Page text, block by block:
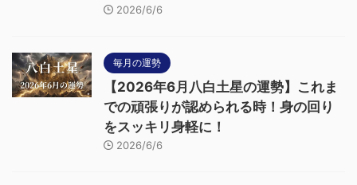
2026/6/6
毎月の運勢
【2026年6月八白土星の運勢】これま
での頑張りが認められる時！身の回り
をスッキリ身軽に！
2026/6/6